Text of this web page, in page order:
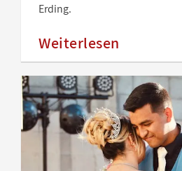
Erding.
Weiterlesen